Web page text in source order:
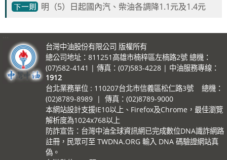
明（5）日起國內汽、柴油各調降1.1元及1.4元
台灣中油股份有限公司 版權所有
總公司地址：811251高雄市楠梓區左楠路2號 總機：
(07)582-4141 | 傳真：(07)583-4228 | 中油服務專線：
1912
台北業務單位 : 110207台北市信義區松仁路3號 總機：
(02)8789-8989 | 傳真：(02)8789-9000
本網站設計支援IE10以上、Firefox及Chrome，最佳瀏覽
解析度為1024x768以上
防詐宣告：台灣中油全球資訊網已完成數位DNA識詐網路
註冊，民眾可至 TWDNA.ORG 輸入 DNA 碼驗證網站真
偽。